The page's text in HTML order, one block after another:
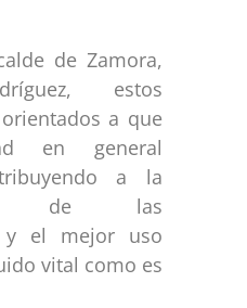
de Zamora,
estos
a que
en general
a la
de las
y el mejor uso
vital como es